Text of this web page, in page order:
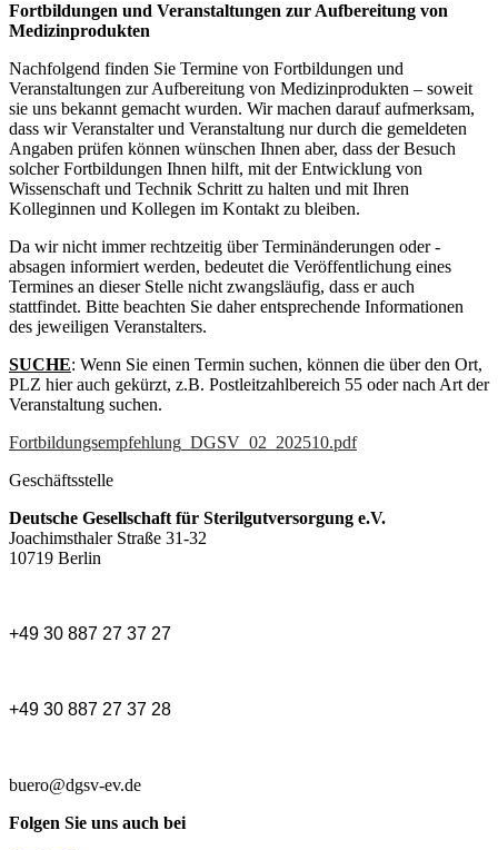
Fortbildungen und Veranstaltungen zur Aufbereitung von
Medizinprodukten
Nachfolgend finden Sie Termine von Fortbildungen und
Veranstaltungen zur Aufbereitung von Medizinprodukten – soweit
sie uns bekannt gemacht wurden. Wir machen darauf aufmerksam,
dass wir Veranstalter und Veranstaltung nur durch die gemeldeten
Angaben prüfen können wünschen Ihnen aber, dass der Besuch
solcher Fortbildungen Ihnen hilft, mit der Entwicklung von
Wissenschaft und Technik Schritt zu halten und mit Ihren
Kolleginnen und Kollegen im Kontakt zu bleiben.
Da wir nicht immer rechtzeitig über Terminänderungen oder -
absagen informiert werden, bedeutet die Veröffentlichung eines
Termines an dieser Stelle nicht zwangsläufig, dass er auch
stattfindet. Bitte beachten Sie daher entsprechende Informationen
des jeweiligen Veranstalters.
SUCHE: Wenn Sie einen Termin suchen, können die über den Ort,
PLZ hier auch gekürzt, z.B. Postleitzahlbereich 55 oder nach Art der
Veranstaltung suchen.
Fortbildungsempfehlung_DGSV_02_202510.pdf
Geschäftsstelle
Deutsche Gesellschaft für Sterilgutversorgung e.V.
Joachimsthaler Straße 31-32
10719 Berlin
+49 30 887 27 37 27
+49 30 887 27 37 28
buero@dgsv-ev.de
Folgen Sie uns auch bei